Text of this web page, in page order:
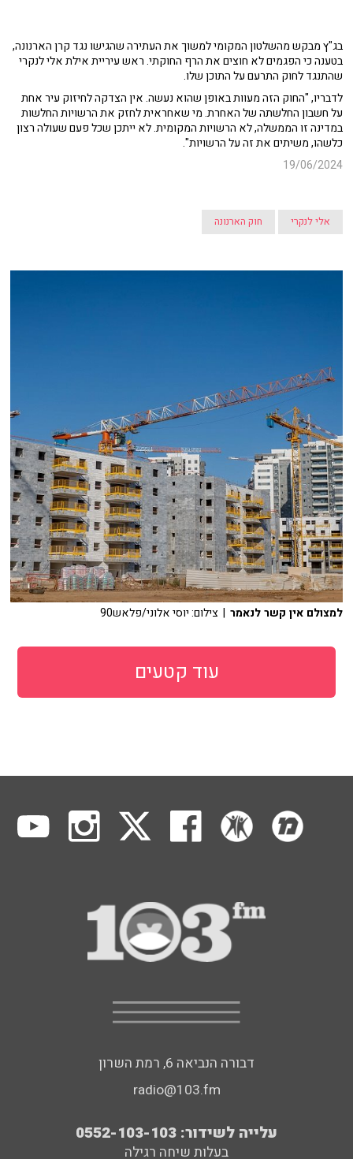
בג"ץ מבקש מהשלטון המקומי למשוך את העתירה שהגישו נגד קרן הארנונה,
בטענה כי הפגמים לא חוצים את הרף החוקתי. ראש עיריית אילת אלי לנקרי
שהתנגד לחוק התרעם על התוכן שלו.
לדבריו, "החוק הזה מעוות באופן שהוא נעשה. אין הצדקה לחיזוק עיר אחת
על חשבון החלשתה של האחרת. מי שאחראית לחזק את הרשויות החלשות
במדינה זו הממשלה, לא הרשויות המקומית. לא ייתכן שכל פעם שעולה רצון
כלשהו, משיתים את זה על הרשויות".
19/06/2024
אלי לנקרי חוק הארנונה
למצולם אין קשר לנאמר | צילום: יוסי אלוני/פלאש90
עוד קטעים
דבורה הנביאה 6, רמת השרון
radio@103.fm
עלייה לשידור: 0552-103-103
בעלות שיחה רגילה